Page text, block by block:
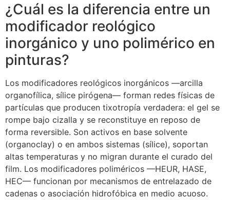
¿Cuál es la diferencia entre un
modificador reológico
inorgánico y uno polimérico en
pinturas?
Los modificadores reológicos inorgánicos —arcilla
organofílica, sílice pirógena— forman redes físicas de
partículas que producen tixotropía verdadera: el gel se
rompe bajo cizalla y se reconstituye en reposo de
forma reversible. Son activos en base solvente
(organoclay) o en ambos sistemas (sílice), soportan
altas temperaturas y no migran durante el curado del
film. Los modificadores poliméricos —HEUR, HASE,
HEC— funcionan por mecanismos de entrelazado de
cadenas o asociación hidrofóbica en medio acuoso.